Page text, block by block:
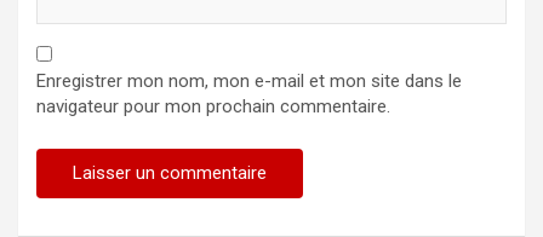
Enregistrer mon nom, mon e-mail et mon site dans le
navigateur pour mon prochain commentaire.